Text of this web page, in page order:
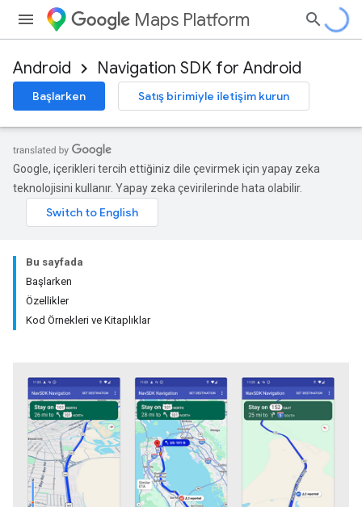
Maps Platform
Android Navigation SDK for Android
Başlarken Satış birimiyle iletişim kurun
Google, içerikleri tercih ettiğiniz dile çevirmek için yapay zeka
teknolojisini kullanır. Yapay zeka çevirilerinde hata olabilir.
Bu sayfada
Başlarken
Özellikler
Kod Örnekleri ve Kitaplıklar